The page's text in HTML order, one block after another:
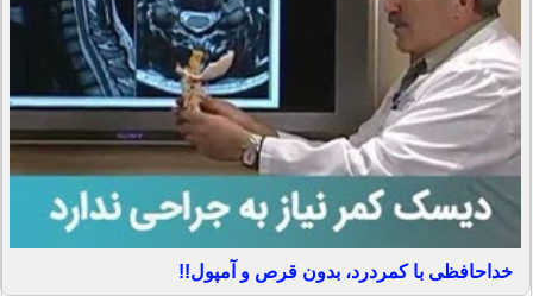
خداحافظی با کمردرد، بدون قرص و آمپول!!